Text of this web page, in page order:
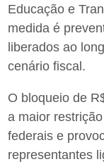
Educação e
medida é
liberados ao
cenário fiscal.
O bloqueio de
a maior
federais e
representantes